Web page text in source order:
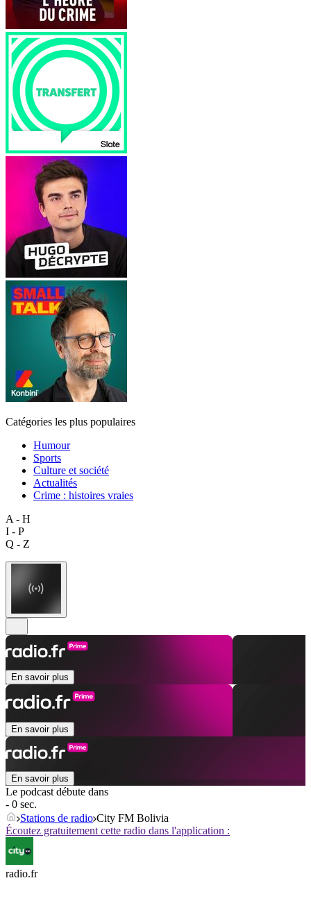
Catégories les plus populaires
Humour
Sports
Culture et société
Actualités
Crime : histoires vraies
A - H
I - P
Q - Z
En savoir plus
En savoir plus
En savoir plus
Le podcast débute dans
- 0 sec.
Stations de radio City FM Bolivia
Écoutez gratuitement cette radio dans l'application :
radio.fr